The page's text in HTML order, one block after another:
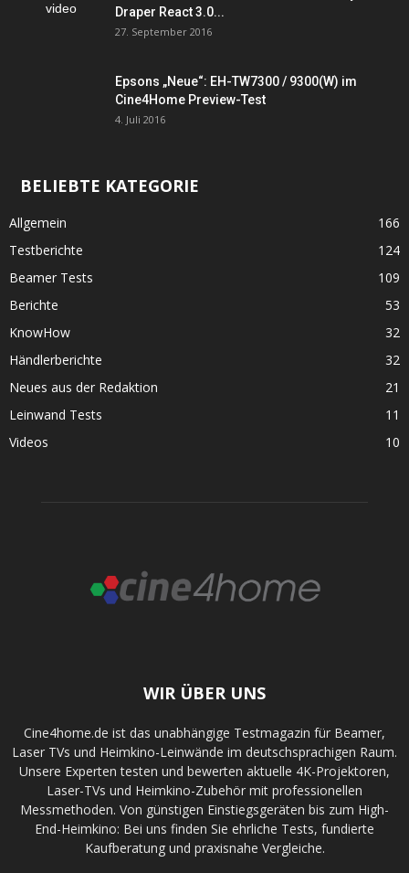
Draper React 3.0...
27. September 2016
Epsons „Neue“: EH-TW7300 / 9300(W) im
Cine4Home Preview-Test
4. Juli 2016
BELIEBTE KATEGORIE
Allgemein
166
Testberichte
124
Beamer Tests
109
Berichte
53
KnowHow
32
Händlerberichte
32
Neues aus der Redaktion
21
Leinwand Tests
11
Videos
10
WIR ÜBER UNS
Cine4home.de ist das unabhängige Testmagazin für Beamer,
Laser TVs und Heimkino-Leinwände im deutschsprachigen Raum.
Unsere Experten testen und bewerten aktuelle 4K-Projektoren,
Laser-TVs und Heimkino-Zubehör mit professionellen
Messmethoden. Von günstigen Einstiegsgeräten bis zum High-
End-Heimkino: Bei uns finden Sie ehrliche Tests, fundierte
Kaufberatung und praxisnahe Vergleiche.